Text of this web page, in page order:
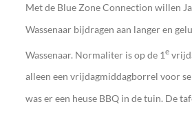
Met de Blue Zone Connection willen
Wassenaar bijdragen aan langer en
Wassenaar. Normaliter is op de 1e
alleen een vrijdagmiddagborrel voor
was er een heuse BBQ in de tuin. De